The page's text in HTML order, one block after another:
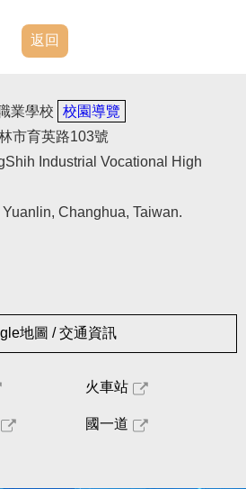
返回
業學校
校園導覽
市育英路103號
Industrial Vocational High
Changhua, Taiwan.
地圖 / 交通資訊
火車站
國一道